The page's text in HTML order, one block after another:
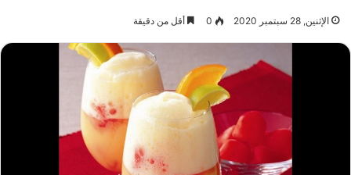
الإثنين, 28 سبتمبر 2020 0 أقل من دقيقة